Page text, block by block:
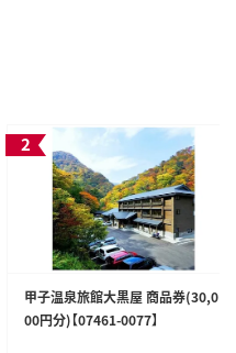
甲子温泉旅館大黒屋 商品券(30,0
00円分)【07461-0077】